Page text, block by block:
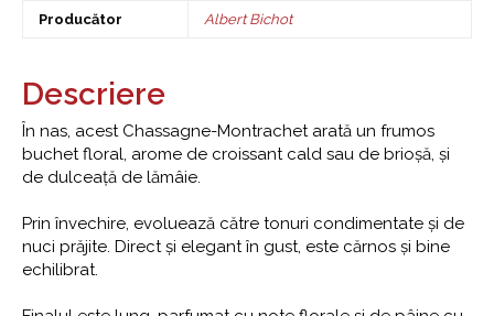
Producător Albert Bichot
Descriere
În nas, acest Chassagne-Montrachet arată un frumos
buchet floral, arome de croissant cald sau de brioșă, și
de dulceață de lămâie.
Prin învechire, evoluează către tonuri condimentate și de
nuci prăjite. Direct și elegant în gust, este cărnos și bine
echilibrat.